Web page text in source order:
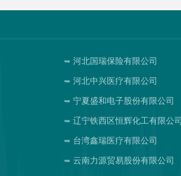
河北国瑞保险有限公司
河北中兴医疗有限公司
宁夏盛和电子股份有限公司
辽宁铁西区恒辉化工有限公司
台湾鑫瑞医疗有限公司
云南力源贸易股份有限公司